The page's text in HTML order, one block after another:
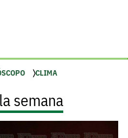
CLIMA
semana